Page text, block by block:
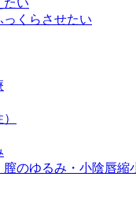
たい
っくらさせたい
のゆるみ・小陰唇縮